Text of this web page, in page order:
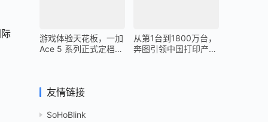
游戏体验天花板，一加
Ace 5 系列正式定档
从第1台到1800万台，
奔图引领中国打印产业
友情链接
SoHoBlink